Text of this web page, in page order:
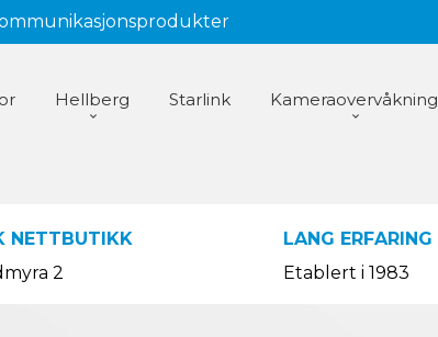
Hellberg Starlink Kameraovervåkning
NETTBUTIKK
2
LANG ERFARING
Etablert i 1983